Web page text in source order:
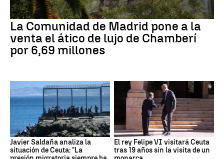
La Comunidad de Madrid pone a la
venta el ático de lujo de Chamberí
por 6,69 millones
Javier Saldaña analiza la
situación de Ceuta: "La
El rey Felipe VI visitará Ceuta
tras 19 años sin la visita de un